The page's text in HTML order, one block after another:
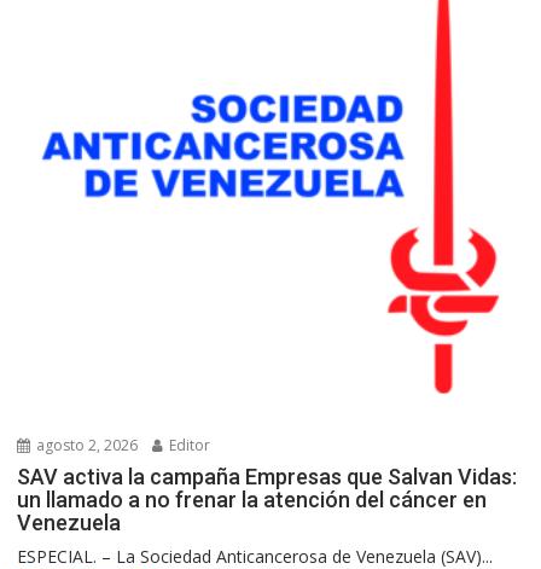
agosto 2, 2026 Editor
SAV activa la campaña Empresas que Salvan Vidas:
un llamado a no frenar la atención del cáncer en
Venezuela
ESPECIAL. – La Sociedad Anticancerosa de Venezuela (SAV)...